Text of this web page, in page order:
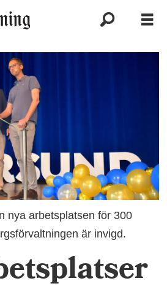
nya arbetsplatsen för 300
är invigd.